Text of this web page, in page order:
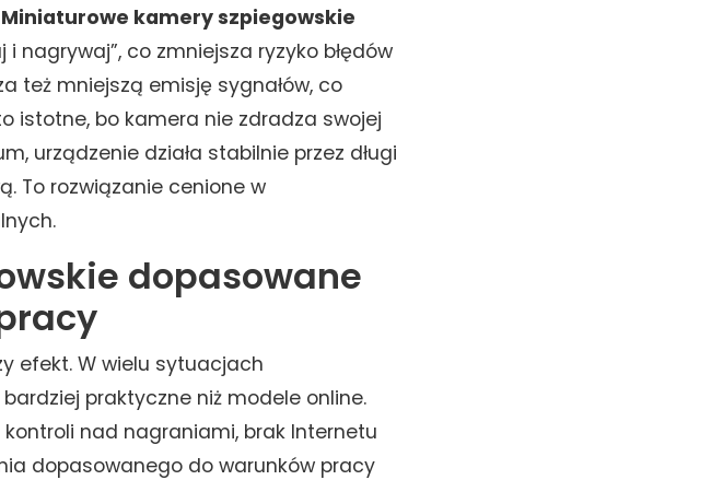
Miniaturowe kamery szpiegowskie
nagrywaj”, co zmniejsza ryzyko błędów
też mniejszą emisję sygnałów, co
istotne, bo kamera nie zdradza swojej
urządzenie działa stabilnie przez długi
To rozwiązanie cenione w
dopasowane
efekt. W wielu sytuacjach
praktyczne niż modele online.
kontroli nad nagraniami, brak Internetu
dopasowanego do warunków pracy